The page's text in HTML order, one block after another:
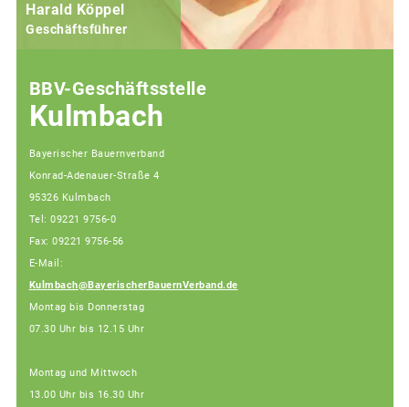
Harald Köppel
Geschäftsführer
BBV-Geschäftsstelle
Kulmbach
Bayerischer Bauernverband
Konrad-Adenauer-Straße 4
95326 Kulmbach
Tel: 09221 9756-0
Fax: 09221 9756-56
E-Mail:
Kulmbach@BayerischerBauernVerband.de
Montag bis Donnerstag
07.30 Uhr bis 12.15 Uhr
Montag und Mittwoch
13.00 Uhr bis 16.30 Uhr